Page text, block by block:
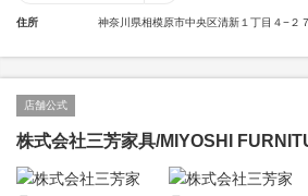
住所 神奈川県相模原市中央区清新１丁目４−２７
店舗公式
株式会社三芳家具/MIYOSHI